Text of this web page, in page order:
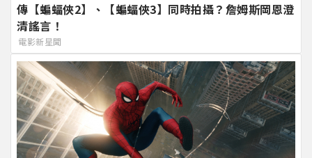
傳【蝙蝠俠2】、【蝙蝠俠3】同時拍攝？詹姆斯岡恩澄
清謠言！
電影新星聞